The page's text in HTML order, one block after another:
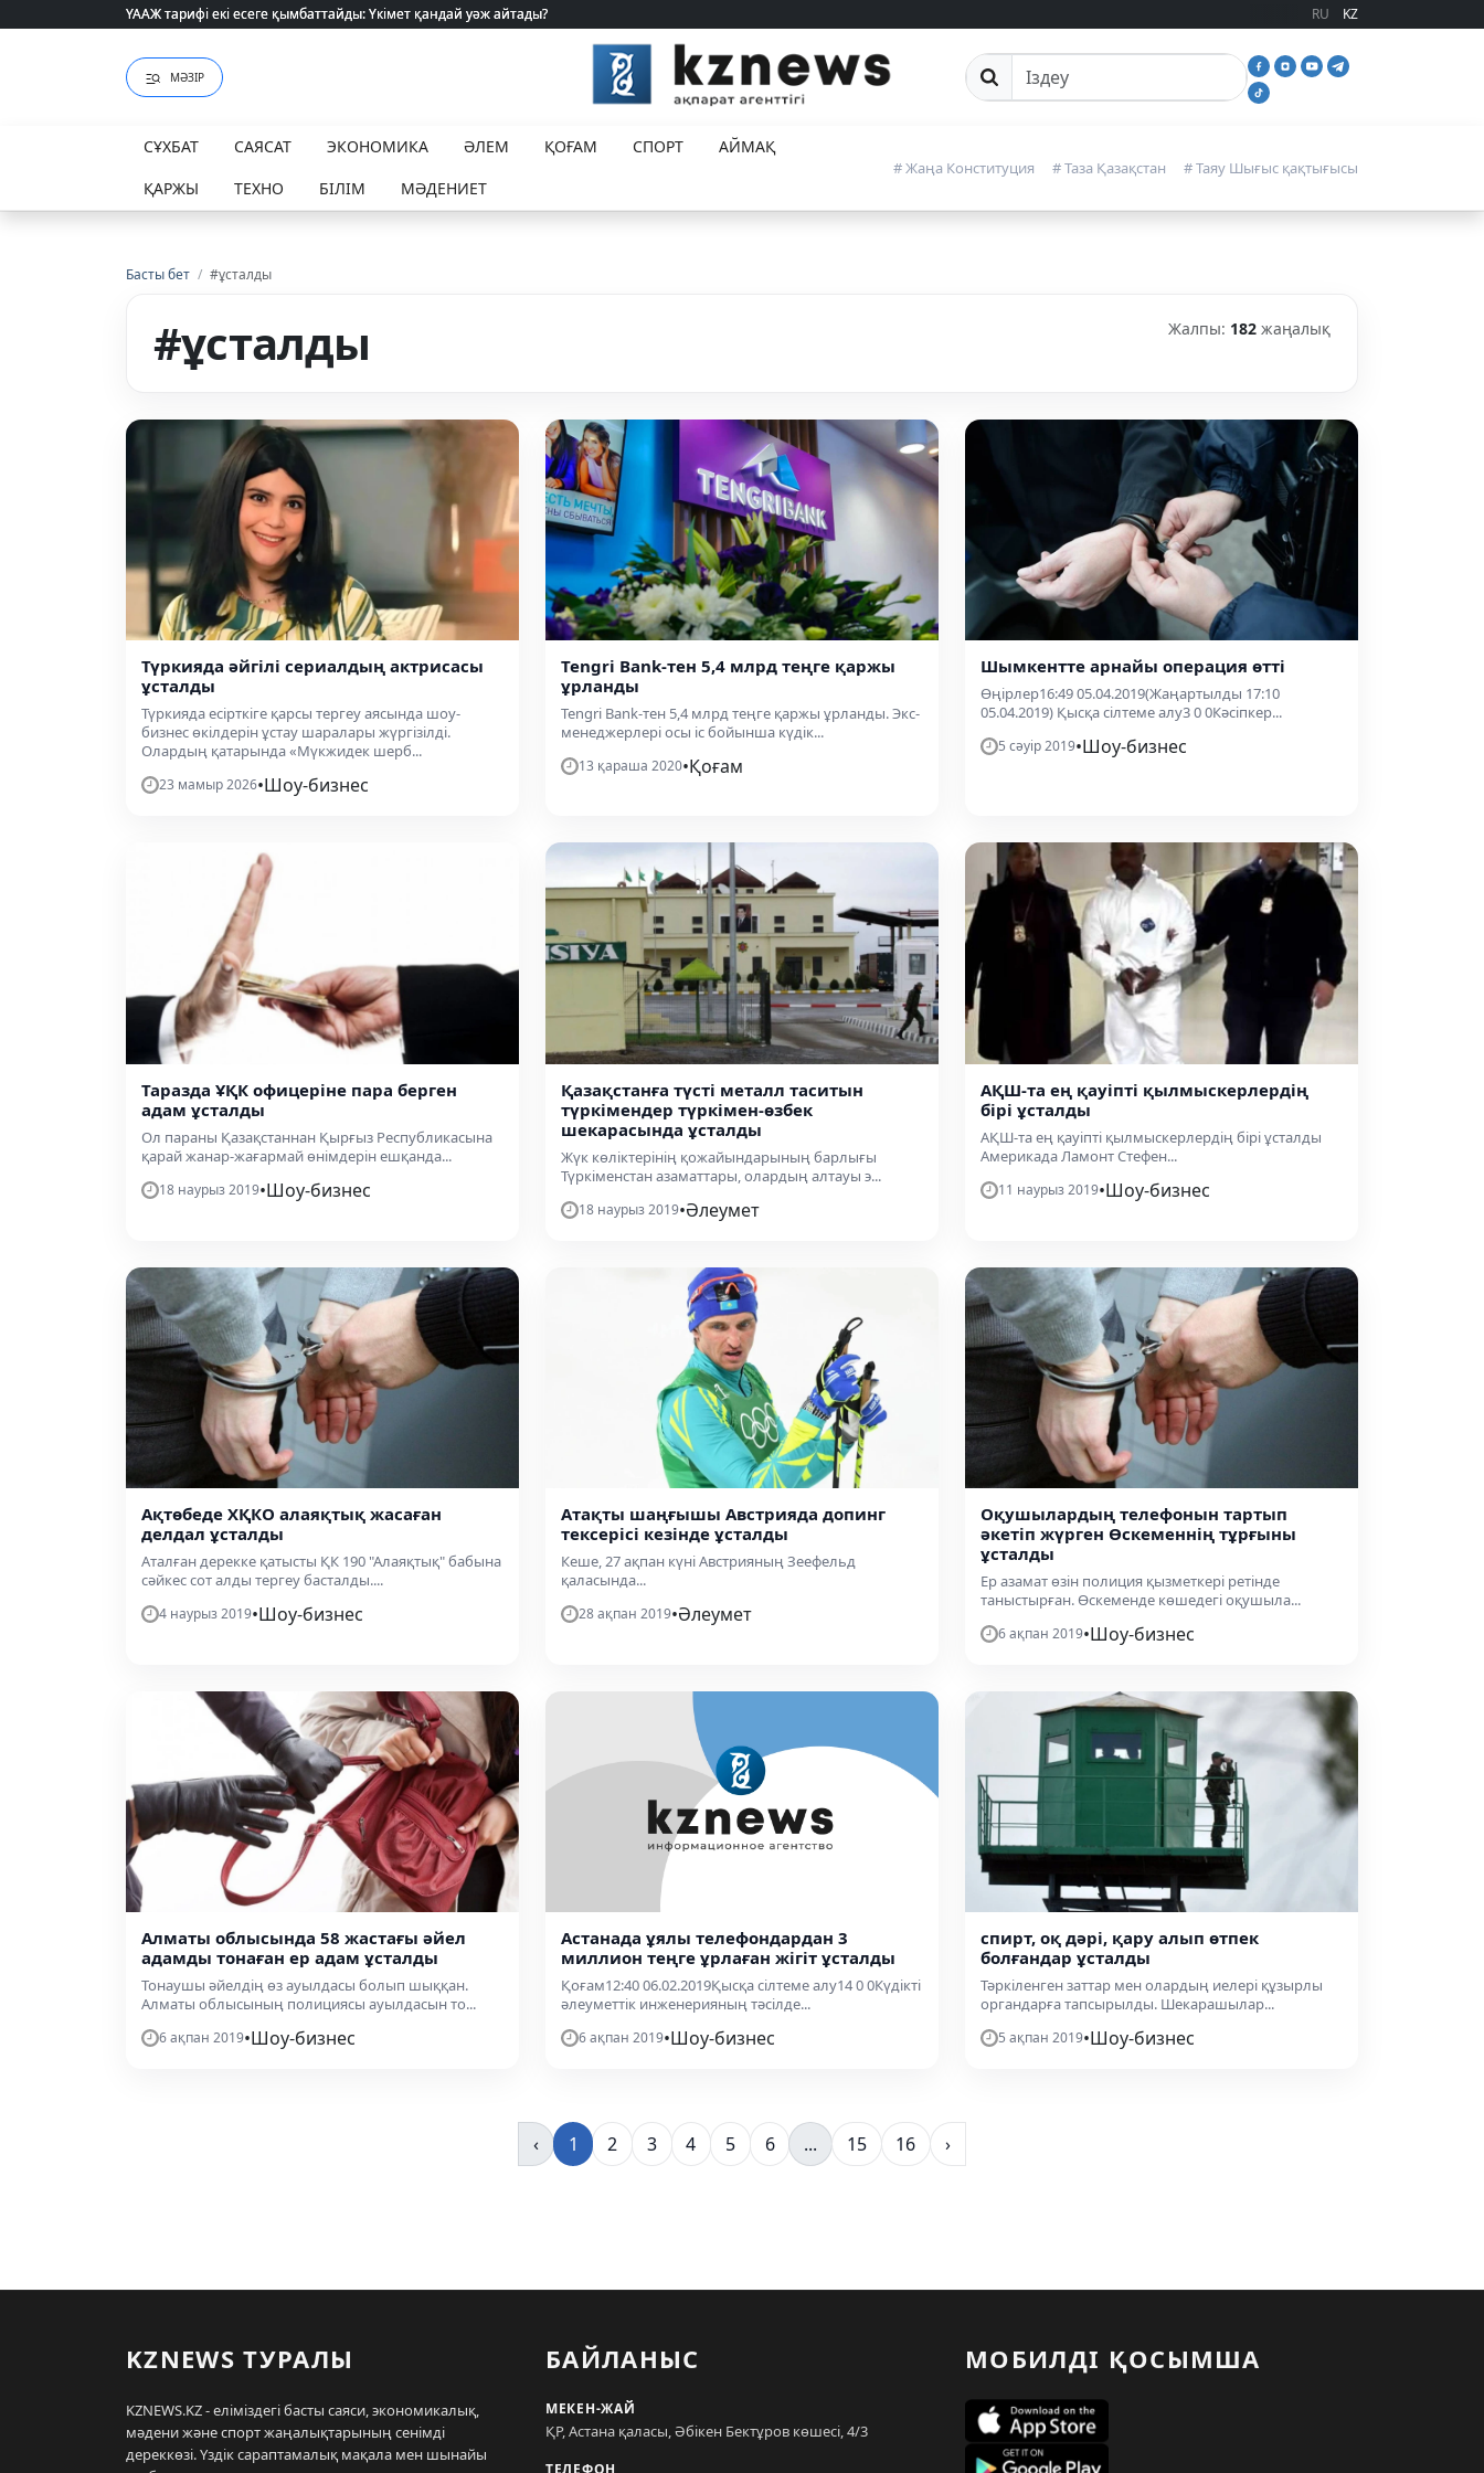
ҮААЖ тарифі екі есеге қымбаттайды: Үкімет қандай уәж айтады?
ҮААЖ тарифі екі есеге қымбаттайды: Үкімет қандай уәж айтады? RU KZ
МӘЗІР Сайттан іздеу
СҰХБАТ САЯСАТ ЭКОНОМИКА ӘЛЕМ ҚОҒАМ СПОРТ
АЙМАҚ
ҚАРЖЫ
ТЕХНО БІЛІМ МӘДЕНИЕТ
# Жаңа Конституция # Таза Қазақстан # Таяу Шығыс қақтығысы
Басты бет / #ұсталды
#ұсталды Жалпы: 182 жаңалық
Түркияда әйгілі сериалдың актрисасы
ұсталды
Түркияда есірткіге қарсы тергеу аясында шоу-
бизнес өкілдерін ұстау шаралары жүргізілді.
Олардың қатарында «Мүкжидек шерб...
23 мамыр 2026•Шоу-бизнес
Tengri Bank-тен 5,4 млрд теңге қаржы
ұрланды
Tengri Bank-тен 5,4 млрд теңге қаржы ұрланды. Экс-
менеджерлері осы іс бойынша күдік...
13 қараша 2020•Қоғам
Шымкентте арнайы операция өтті
Өңірлер16:49 05.04.2019(Жаңартылды 17:10
05.04.2019) Қысқа сілтеме алу3 0 0Кәсіпкер...
5 сәуір 2019•Шоу-бизнес
Таразда ҰҚК офицеріне пара берген
адам ұсталды
Ол параны Қазақстаннан Қырғыз Республикасына
қарай жанар-жағармай өнімдерін ешқанда...
18 наурыз 2019•Шоу-бизнес
Қазақстанға түсті металл таситын
түркімендер түркімен-өзбек
шекарасында ұсталды
Жүк көліктерінің қожайындарының барлығы
Түркіменстан азаматтары, олардың алтауы э...
18 наурыз 2019•Әлеумет
​АҚШ-та ең қауіпті қылмыскерлердің
бірі ұсталды
​АҚШ-та ең қауіпті қылмыскерлердің бірі ұсталды
Америкада Ламонт Стефен...
11 наурыз 2019•Шоу-бизнес
Ақтөбеде ХҚКО алаяқтық жасаған
делдал ұсталды
Аталған дерекке қатысты ҚК 190 "Алаяқтық" бабына
сәйкес сот алды тергеу басталды....
4 наурыз 2019•Шоу-бизнес
Атақты шаңғышы Австрияда допинг
тексерісі кезінде ұсталды
Кеше, 27 ақпан күні Австрияның Зеефельд
қаласында...
28 ақпан 2019•Әлеумет
Оқушылардың телефонын тартып
әкетіп жүрген Өскеменнің тұрғыны
ұсталды
Ер азамат өзін полиция қызметкері ретінде
таныстырған. Өскеменде көшедегі оқушыла...
6 ақпан 2019•Шоу-бизнес
Алматы облысында 58 жастағы әйел
адамды тонаған ер адам ұсталды
Тонаушы әйелдің өз ауылдасы болып шыққан.
Алматы облысының полициясы ауылдасын то...
6 ақпан 2019•Шоу-бизнес
Астанада ұялы телефондардан 3
миллион теңге ұрлаған жігіт ұсталды
Қоғам12:40 06.02.2019Қысқа сілтеме алу14 0 0Күдікті
әлеуметтік инженерияның тәсілде...
6 ақпан 2019•Шоу-бизнес
спирт, оқ дәрі, қару алып өтпек
болғандар ұсталды
Тәркіленген заттар мен олардың иелері құзырлы
органдарға тапсырылды. Шекарашылар...
5 ақпан 2019•Шоу-бизнес
‹ 1 2 3 4 5 6 ... 15 16 ›
KZNEWS ТУРАЛЫ
KZNEWS.KZ - еліміздегі басты саяси, экономикалық,
мәдени және спорт жаңалықтарының сенімді
дереккөзі. Үздік сараптамалық мақала мен шынайы
БАЙЛАНЫС
МЕКЕН-ЖАЙ
ҚР, Астана қаласы, Әбікен Бектұров көшесі, 4/3
МОБИЛДІ ҚОСЫМША